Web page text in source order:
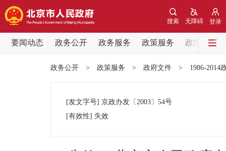
登录
无障碍
搜索
要闻动态 政务公开 政务服务 政策服务
政民互动
党中央精神
政务公开 > 政策服务 > 政府文件 > 1986-2014
[发文字号] 京政办发 〔2003〕 54号
[有效性] 失效